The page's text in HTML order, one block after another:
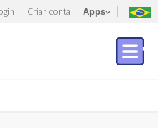
Criar conta Apps